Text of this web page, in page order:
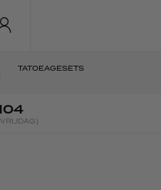
TATOEAGESETS